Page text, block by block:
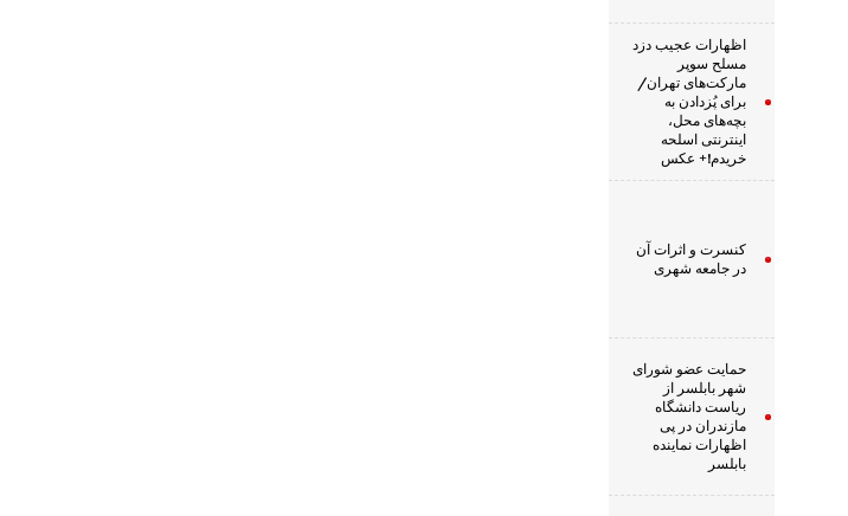
اظهارات عجیب دزد
مسلح سوپر
مارکت‌های تهران/
برای پُزدادن به
بچه‌های محل،
اینترنتی اسلحه
خریدم!+ عکس
کنسرت و اثرات آن
در جامعه شهری
حمایت عضو شورای
شهر بابلسر از
ریاست دانشگاه
مازندران در پی
اظهارات نماینده
بابلسر